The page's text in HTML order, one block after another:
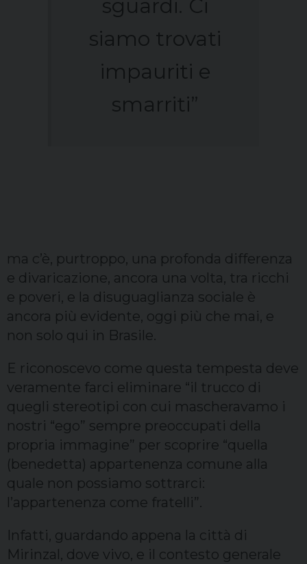
sguardi. Ci
siamo trovati
impauriti e
smarriti”
ma c’è, purtroppo, una profonda differenza
e divaricazione, ancora una volta, tra ricchi
e poveri, e la disuguaglianza sociale è
ancora più evidente, oggi più che mai, e
non solo qui in Brasile.
E riconoscevo come questa tempesta deve
veramente farci eliminare “il trucco di
quegli stereotipi con cui mascheravamo i
nostri “ego” sempre preoccupati della
propria immagine” per scoprire “quella
(benedetta) appartenenza comune alla
quale non possiamo sottrarci:
l’appartenenza come fratelli”.
Infatti, guardando appena la città di
Mirinzal, dove vivo, e il contesto generale